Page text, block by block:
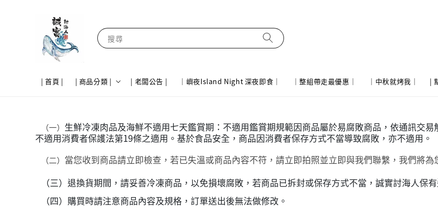
搜尋
| 首頁 | | 商品分類 | | 老闆公告 | ｜嶼夜Island Night 深夜即食｜ ｜整組帶走最優惠｜ ｜中秋就烤我｜ |
（一） 生鮮冷凍肉品及海鮮不適用七天鑑賞期：不適用鑑賞期規範因商品屬於易腐敗商品，依通訊交
不適用消費者保護法第19條之適用。基於食品安全，商品因消費者保存方式不當導致腐敗，亦不適用。
（二） 當您收到商品請立即檢查，若已失溫或商品內容不符，請立即拍照並立即與我們聯繫，我們將為
（三）退換貨期間，請妥善冷凍商品，以免損壞腐敗，若商品已拆封或保存方式不當，誠實討海人保有
（四）購買時請注意商品內容及規格，訂單送出後無法做修改。